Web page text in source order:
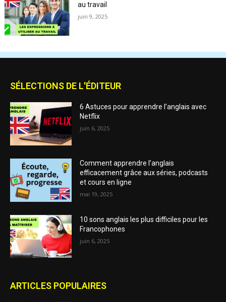
au travail
juin 9, 2025
SÉLECTIONS DE L'ÉDITEUR
6 Astuces pour apprendre l’anglais avec
Netflix
juin 6, 2025
Comment apprendre l’anglais
efficacement grâce aux séries, podcasts
et cours en ligne
mai 19, 2025
10 sons anglais les plus difficiles pour les
Francophones
juin 6, 2025
ARTICLES POPULAIRES